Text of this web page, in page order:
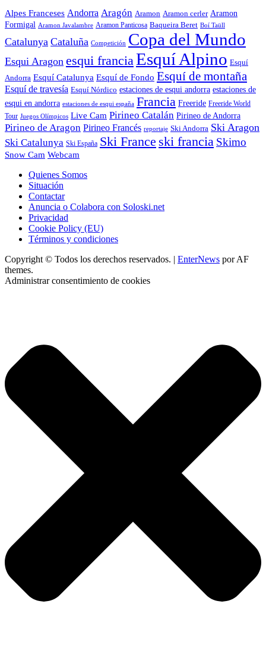
Alpes Franceses Andorra Aragón Aramon Aramon cerler Aramon
Formigal Aramon Javalambre Aramon Panticosa Baqueira Beret Boí Taüll
Catalunya Cataluña Competición Copa del Mundo
Esqui Aragon esqui francia Esquí Alpino Esquí
Andorra Esquí Catalunya Esquí de Fondo Esquí de montaña
Esquí de travesía Esquí Nórdico estaciones de esqui andorra estaciones de
esqui en andorra estaciones de esqui españa Francia Freeride Freeride World
Tour Juegos Olímpicos Live Cam Pirineo Catalán Pirineo de Andorra
Pirineo de Aragon Pirineo Francés reportaje Ski Andorra Ski Aragon
Ski Catalunya Ski España Ski France ski francia Skimo
Snow Cam Webcam
Quienes Somos
Situación
Contactar
Anuncia o Colabora con Soloski.net
Privacidad
Cookie Policy (EU)
Términos y condiciones
Copyright © Todos los derechos reservados. | EnterNews por AF
themes.
Administrar consentimiento de cookies